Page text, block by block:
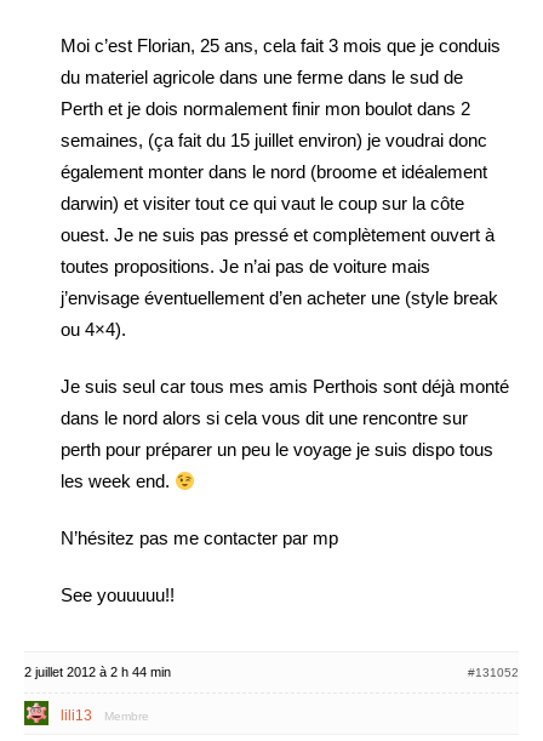
Moi c’est Florian, 25 ans, cela fait 3 mois que je conduis
du materiel agricole dans une ferme dans le sud de
Perth et je dois normalement finir mon boulot dans 2
semaines, (ça fait du 15 juillet environ) je voudrai donc
également monter dans le nord (broome et idéalement
darwin) et visiter tout ce qui vaut le coup sur la côte
ouest. Je ne suis pas pressé et complètement ouvert à
toutes propositions. Je n’ai pas de voiture mais
j’envisage éventuellement d’en acheter une (style break
ou 4×4).
Je suis seul car tous mes amis Perthois sont déjà monté
dans le nord alors si cela vous dit une rencontre sur
perth pour préparer un peu le voyage je suis dispo tous
les week end.
N’hésitez pas me contacter par mp
See youuuuu!!
2 juillet 2012 à 2 h 44 min #131052
lili13 Membre